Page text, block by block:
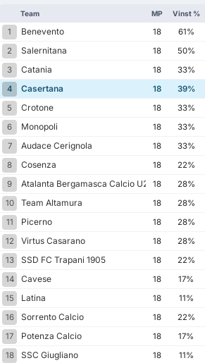
Team MP Vinst %
1 Benevento 18 61%
2
Salernitana 18 50%
3
Catania 18 33%
4
Casertana 18 39%
5
Crotone 18 33%
6
Monopoli 18 33%
7
Audace Cerignola 18 33%
8
Cosenza 18 22%
9
Atalanta Bergamasca Calcio U23 18 28%
10
Team Altamura 18 28%
11
Picerno 18 28%
12
Virtus Casarano 18 28%
13
SSD FC Trapani 1905 18 22%
14
Cavese 18 17%
15
Latina 18 11%
16
Sorrento Calcio 18 22%
17
Potenza Calcio 18 17%
18
SSC Giugliano 18 11%